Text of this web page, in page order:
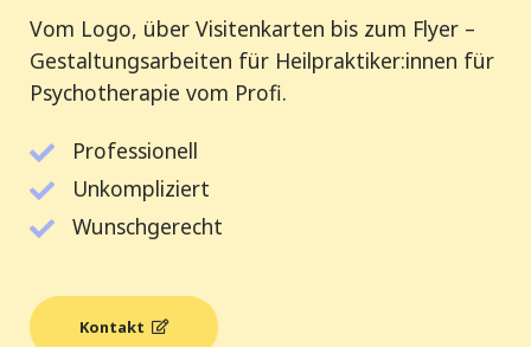
Vom Logo, über Visitenkarten bis zum Flyer –
Gestaltungsarbeiten für Heilpraktiker:innen für
Psychotherapie vom Profi.
Professionell
Unkompliziert
Wunschgerecht
Kontakt